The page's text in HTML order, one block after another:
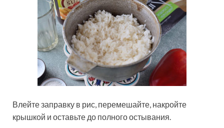
Влейте заправку в рис, перемешайте, накройте
крышкой и оставьте до полного остывания.